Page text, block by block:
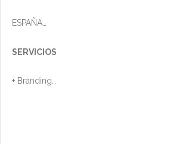
ESPAÑA
SERVICIOS
+ Branding